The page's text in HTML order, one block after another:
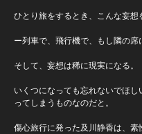
ひとり旅をするとき、こんな妄想
ー列車で、飛行機で、もし隣の
そして、妄想は稀に現実になる。
いくつになっても忘れないでほ
ってしまうものなのだと。
傷心旅行に発った及川静香は、素